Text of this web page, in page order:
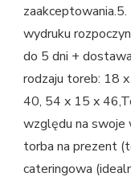
wydruku
do 5 dni +
rodzaju toreb: 18
40, 54 x 15 x
względu na swoje
torba na prezent
cateringowa